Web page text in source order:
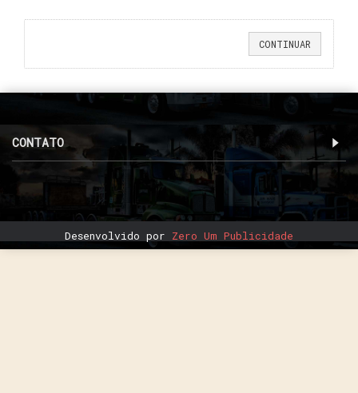
CONTINUAR
CONTATO
Desenvolvido por Zero Um Publicidade